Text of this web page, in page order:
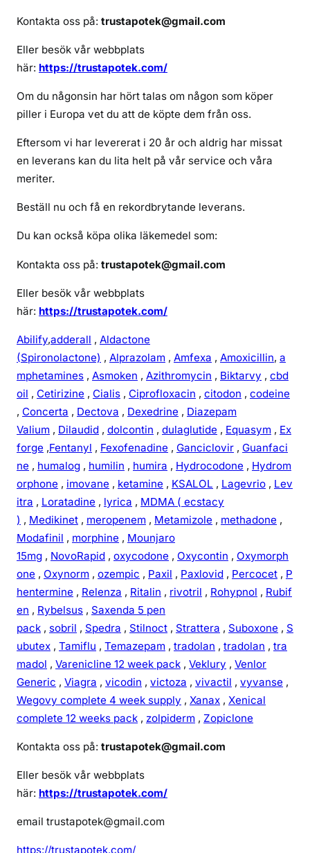
Kontakta oss på: trustapotek@gmail.com
Eller besök vår webbplats
här: https://trustapotek.com/
Om du någonsin har hört talas om någon som köper
piller i Europa vet du att de köpte dem från oss.
Eftersom vi har levererat i 20 år och aldrig har missat
en leverans kan du lita helt på vår service och våra
meriter.
Beställ nu och få en rekordbrytande leverans.
Du kan också köpa olika läkemedel som:
Kontakta oss på: trustapotek@gmail.com
Eller besök vår webbplats
här: https://trustapotek.com/
Abilify,adderall , Aldactone
(Spironolactone) , Alprazolam , Amfexa , Amoxicillin, a
mphetamines , Asmoken , Azithromycin , Biktarvy , cbd
oil , Cetirizine , Cialis , Ciprofloxacin , citodon , codeine
, Concerta , Dectova , Dexedrine , Diazepam
Valium , Dilaudid , dolcontin , dulaglutide , Equasym , Ex
forge ,Fentanyl , Fexofenadine , Ganciclovir , Guanfaci
ne , humalog , humilin , humira , Hydrocodone , Hydrom
orphone , imovane , ketamine , KSALOL , Lagevrio , Lev
itra , Loratadine , lyrica , MDMA ( ecstacy
) , Medikinet , meropenem , Metamizole , methadone ,
Modafinil , morphine , Mounjaro
15mg , NovoRapid , oxycodone , Oxycontin , Oxymorph
one , Oxynorm , ozempic , Paxil , Paxlovid , Percocet , P
hentermine , Relenza , Ritalin , rivotril , Rohypnol , Rubif
en , Rybelsus , Saxenda 5 pen
pack , sobril , Spedra , Stilnoct , Strattera , Suboxone , S
ubutex , Tamiflu , Temazepam , tradolan , tradolan , tra
madol , Varenicline 12 week pack , Veklury , Venlor
Generic , Viagra , vicodin , victoza , vivactil , vyvanse ,
Wegovy complete 4 week supply , Xanax , Xenical
complete 12 weeks pack , zolpiderm , Zopiclone
Kontakta oss på: trustapotek@gmail.com
Eller besök vår webbplats
här: https://trustapotek.com/
email trustapotek@gmail.com
https://trustapotek.com/